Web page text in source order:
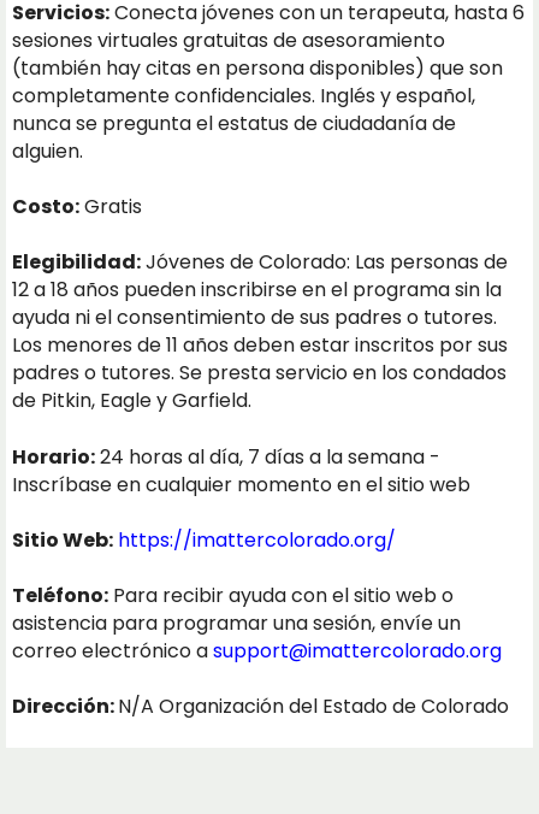
Servicios:Conecta jóvenes con un terapeuta, hasta 6
sesiones virtuales gratuitas de asesoramiento
(también hay citas en persona disponibles) que son
completamente confidenciales. Inglés y español,
nunca se pregunta el estatus de ciudadanía de
alguien.
Costo:Gratis
Elegibilidad:Jóvenes de Colorado: Las personas de
12 a 18 años pueden inscribirse en el programa sin la
ayuda ni el consentimiento de sus padres o tutores.
Los menores de 11 años deben estar inscritos por sus
padres o tutores. Se presta servicio en los condados
de Pitkin, Eagle y Garfield.
Horario:24 horas al día, 7 días a la semana -
Inscríbase en cualquier momento en el sitio web
Sitio Web: https://imattercolorado.org/
Teléfono: Para recibir ayuda con el sitio web o
asistencia para programar una sesión, envíe un
correo electrónico asupport@imattercolorado.org
Dirección:N/A Organización del Estado de Colorado